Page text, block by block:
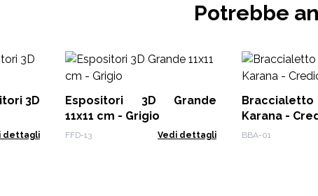
Potrebbe
3D
dettagli
Espositori 3D Grande
11x11 cm - Grigio
FFD-13 Vedi dettagli
Karana -
BBA-01